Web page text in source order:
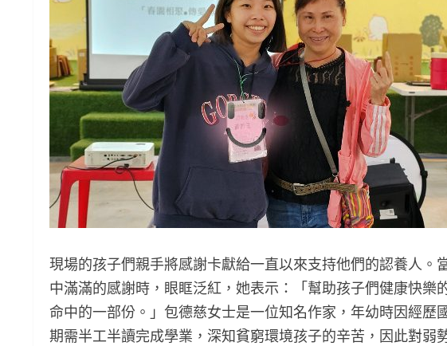
現場的孩子們親手將感謝卡獻給一直以來支持他們的認養人。
中滿滿的感謝時，眼眶泛紅，她表示：「幫助孩子們健康快樂
命中的一部份。」包德慈女士是一位知名作家，年幼時因經歷
期需半工半讀完成學業，深知貧窮環境孩子的辛苦，因此對弱